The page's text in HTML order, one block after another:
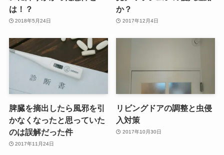
は！？
2018年5月24日
か？
2017年12月4日
脾臓を摘出したら風邪を引
かなくなったと思っていた
のは誤解だった件
2017年11月24日
リビングドアの調整と虫侵
入対策
2017年10月30日